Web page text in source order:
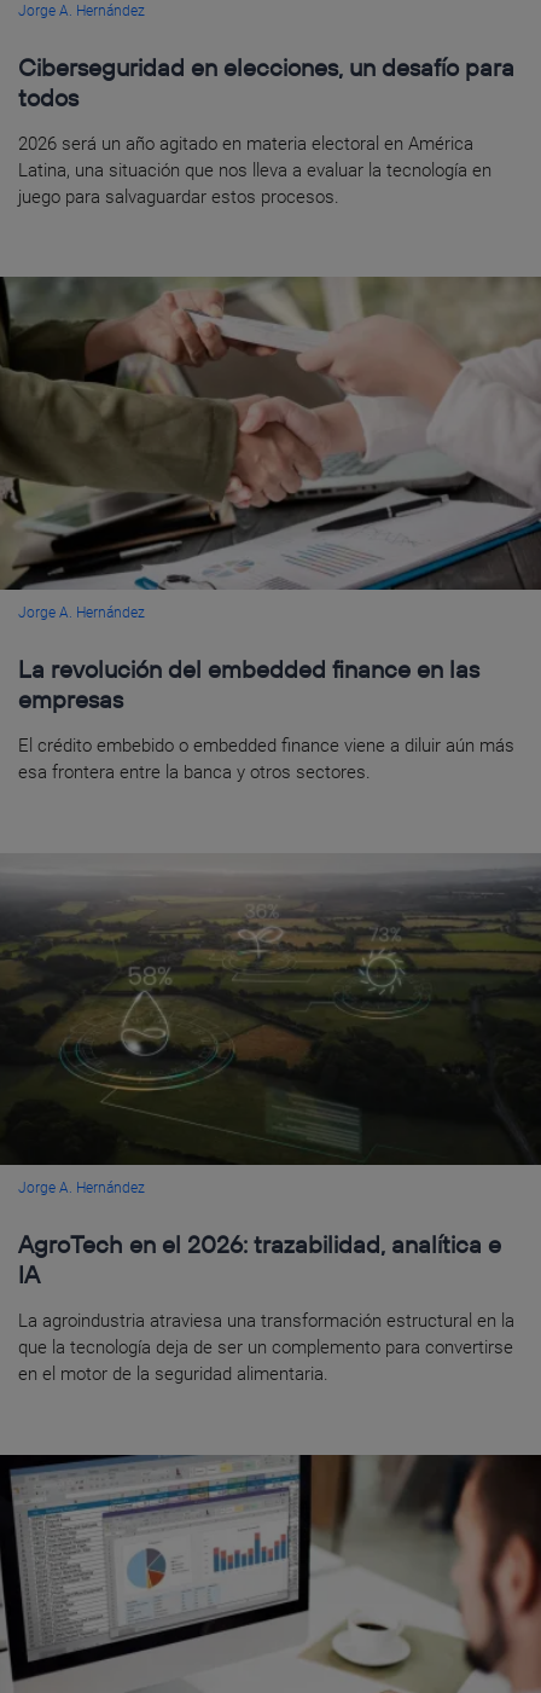
Jorge A. Hernández
Ciberseguridad en elecciones, un desafío para
todos
2026 será un año agitado en materia electoral en América
Latina, una situación que nos lleva a evaluar la tecnología en
juego para salvaguardar estos procesos.
Jorge A. Hernández
La revolución del embedded finance en las
empresas
El crédito embebido o embedded finance viene a diluir aún más
esa frontera entre la banca y otros sectores.
Jorge A. Hernández
AgroTech en el 2026: trazabilidad, analítica e
IA
La agroindustria atraviesa una transformación estructural en la
que la tecnología deja de ser un complemento para convertirse
en el motor de la seguridad alimentaria.